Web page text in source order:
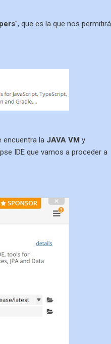
", que es la que nos permitirá
encuentra la JAVA VM y
IDE que vamos a proceder a